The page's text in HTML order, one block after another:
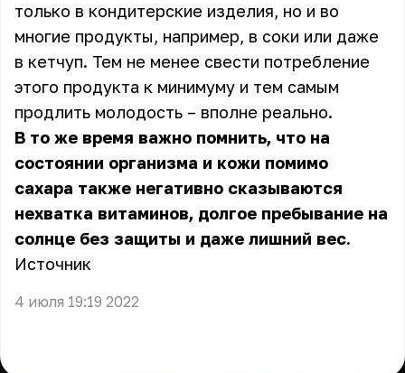
только в кондитерские изделия, но и во
многие продукты, например, в соки или даже
в кетчуп. Тем не менее свести потребление
этого продукта к минимуму и тем самым
продлить молодость – вполне реально.
В то же время важно помнить, что на
состоянии организма и кожи помимо
сахара также негативно сказываются
нехватка витаминов, долгое пребывание на
солнце без защиты и даже лишний вес.
Источник
4 июля 19:19 2022